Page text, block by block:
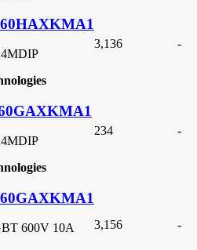
3,136 -
234 -
600V 10A
3,156 -